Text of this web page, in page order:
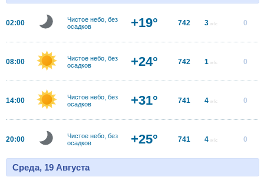
02:00
Чистое небо, без
осадков
+19° 742 3 м/с 0
08:00
Чистое небо, без
осадков
+24° 742 1 м/с 0
14:00
Чистое небо, без
осадков
+31° 741 4 м/с 0
20:00
Чистое небо, без
осадков
+25° 741 4 м/с 0
Среда, 19 Августа